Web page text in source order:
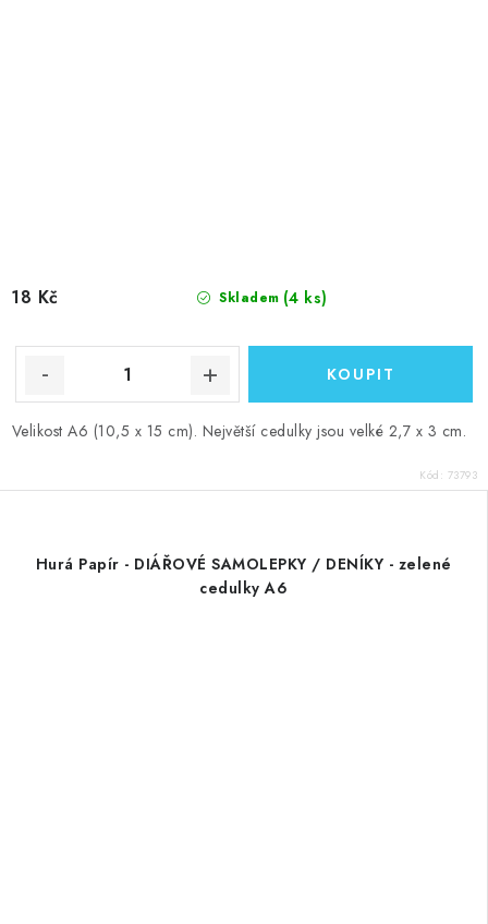
Skladem (4 ks)
18 Kč
Velikost A6 (10,5 x 15 cm). Největší cedulky jsou velké 2,7 x 3 cm.
Kód: 73793
Hurá Papír - DIÁŘOVÉ SAMOLEPKY / DENÍKY - zelené
cedulky A6